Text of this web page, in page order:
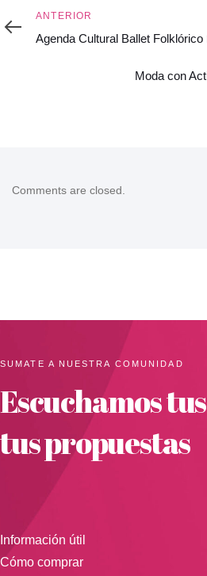
Anterior
ANTERIOR
Agenda Cultural Ballet Folklórico
Moda con
Comments are closed.
SUMATE A NUESTRA COMUNIDAD
Escuchamos
tus propuestas
Información útil
Cómo comprar